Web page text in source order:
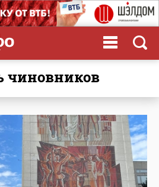
чиновников